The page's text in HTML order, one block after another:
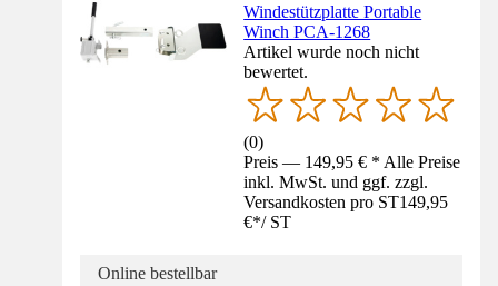
Windestützplatte Portable
Winch PCA-1268
Artikel wurde noch nicht
bewertet.
(0)
Preis — 149,95 € * Alle Preise
inkl. MwSt. und ggf. zzgl.
Versandkosten pro ST149,95
€*/ ST
Online bestellbar